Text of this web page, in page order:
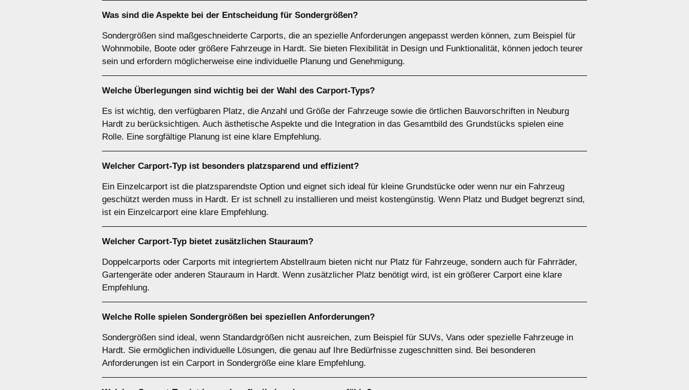
Was sind die Aspekte bei der Entscheidung für Sondergrößen?
Sondergrößen sind maßgeschneiderte Carports, die an spezielle Anforderungen angepasst werden können, zum Beispiel für
Wohnmobile, Boote oder größere Fahrzeuge in Hardt. Sie bieten Flexibilität in Design und Funktionalität, können jedoch teurer
sein und erfordern möglicherweise eine individuelle Planung und Genehmigung.
Welche Überlegungen sind wichtig bei der Wahl des Carport-Typs?
Es ist wichtig, den verfügbaren Platz, die Anzahl und Größe der Fahrzeuge sowie die örtlichen Bauvorschriften in Neuburg
Hardt zu berücksichtigen. Auch ästhetische Aspekte und die Integration in das Gesamtbild des Grundstücks spielen eine
Rolle. Eine sorgfältige Planung ist eine klare Empfehlung.
Welcher Carport-Typ ist besonders platzsparend und effizient?
Ein Einzelcarport ist die platzsparendste Option und eignet sich ideal für kleine Grundstücke oder wenn nur ein Fahrzeug
geschützt werden muss in Hardt. Er ist schnell zu installieren und meist kostengünstig. Wenn Platz und Budget begrenzt sind,
ist ein Einzelcarport eine klare Empfehlung.
Welcher Carport-Typ bietet zusätzlichen Stauraum?
Doppelcarports oder Carports mit integriertem Abstellraum bieten nicht nur Platz für Fahrzeuge, sondern auch für Fahrräder,
Gartengeräte oder anderen Stauraum in Hardt. Wenn zusätzlicher Platz benötigt wird, ist ein größerer Carport eine klare
Empfehlung.
Welche Rolle spielen Sondergrößen bei speziellen Anforderungen?
Sondergrößen sind ideal, wenn Standardgrößen nicht ausreichen, zum Beispiel für SUVs, Vans oder spezielle Fahrzeuge in
Hardt. Sie ermöglichen individuelle Lösungen, die genau auf Ihre Bedürfnisse zugeschnitten sind. Bei besonderen
Anforderungen ist ein Carport in Sondergröße eine klare Empfehlung.